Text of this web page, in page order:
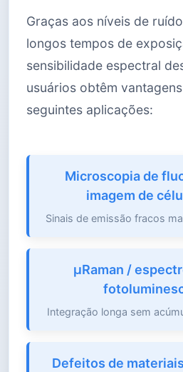
Graças aos níveis de
longos tempos de
sensibilidade espectral
usuários obtêm
seguintes aplicações:
Microscopia de
imagem de
Sinais de emissão fracos
μRaman /
Integração longa sem
Defeitos de